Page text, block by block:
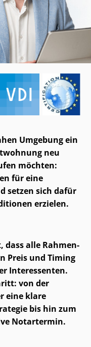
Umgebung ein
neu
möchten:
für eine
setzen sich dafür
erzielen.
dass alle Rah­men­
Preis und Timing
Interessenten.
von der
eine klare
bis hin zum
Notartermin.